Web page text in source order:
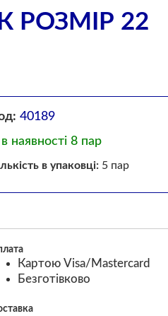
РОЗМІР 22
40189
наявності 8 пар
в упаковці: 5 пар
Картою Visa/Mastercard
Безготівково